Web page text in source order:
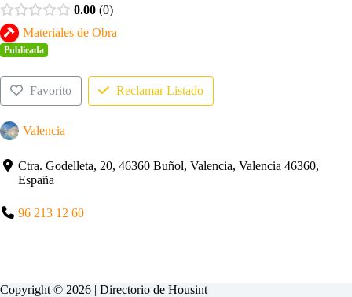
0.00 0
Materiales de Obra
Publicada
Favorito Reclamar Listado
Valencia
Ctra. Godelleta, 20, 46360 Buñol, Valencia, Valencia 46360,
España
96 213 12 60
Copyright © 2026 | Directorio de Housint